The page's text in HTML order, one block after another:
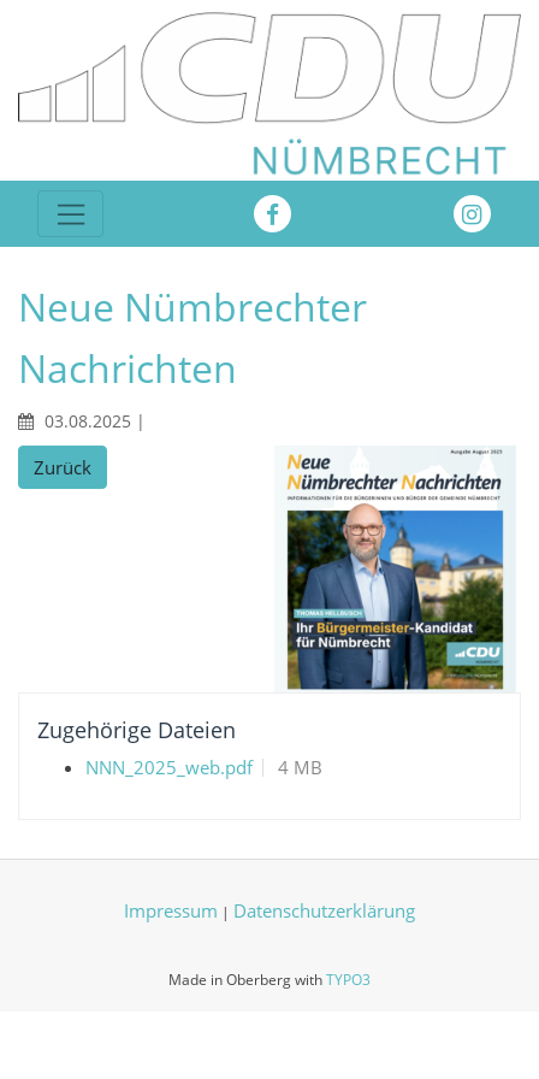
Neue Nümbrechter
Nachrichten
03.08.2025 |
Zurück
Zugehörige Dateien
NNN_2025_web.pdf 4 MB
Impressum | Datenschutzerklärung
Made in Oberberg withTYPO3